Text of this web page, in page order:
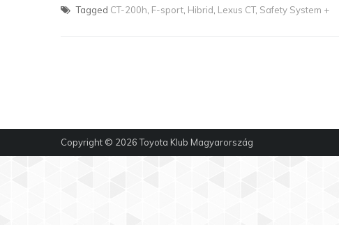
Tagged CT-200h, F-sport, Hibrid, Lexus CT, Safety System +
Copyright © 2026Toyota Klub Magyarország